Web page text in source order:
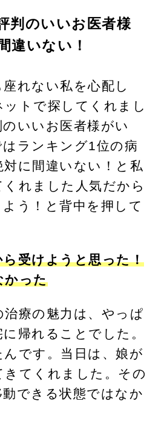
判のいいお医者様
違いない！
座れない私を心配し
トで探してくれまし
いいお医者様がい
ランキング1位の病
に間違いない！と私
れました人気だから
う！と背中を押して
受けようと思った！
かった
治療の魅力は、やっぱ
帰れることでした。
んです。当日は、娘が
きてくれました。その
できる状態ではなか